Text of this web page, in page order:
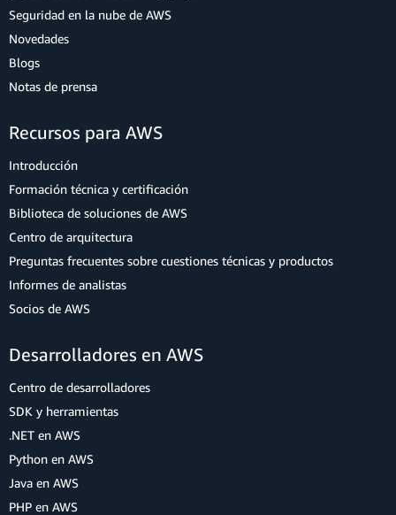
Seguridad en la nube de AWS
Novedades
Blogs
Notas de prensa
Recursos para AWS
Introducción
Formación técnica y certificación
Biblioteca de soluciones de AWS
Centro de arquitectura
Preguntas frecuentes sobre cuestiones técnicas y productos
Informes de analistas
Socios de AWS
Desarrolladores en AWS
Centro de desarrolladores
SDK y herramientas
.NET en AWS
Python en AWS
Java en AWS
PHP en AWS